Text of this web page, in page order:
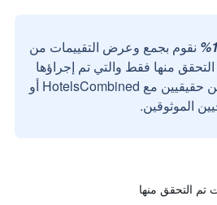
نقوم بجمع وعرض التقييمات من
منها فقط والتي تم إجراؤها
بواسطة مستخدمين حقيقيين مع HotelsCombined أو
الموثوقين.